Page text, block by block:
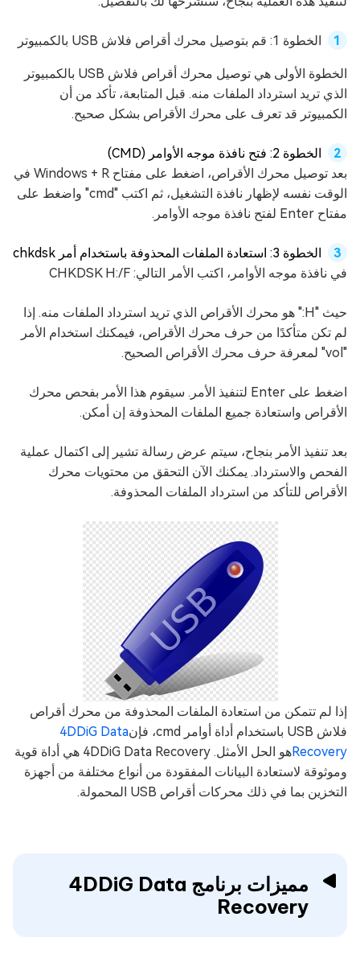
الخطوة 1: قم بتوصيل محرك أقراص فلاش USB بالكمبيوتر
الخطوة الأولى هي توصيل محرك أقراص فلاش USB بالكمبيوتر
الذي تريد استرداد الملفات منه. قبل المتابعة، تأكد من أن
الكمبيوتر قد تعرف على محرك الأقراص بشكل صحيح.
الخطوة 2: فتح نافذة موجه الأوامر (CMD)
بعد توصيل محرك الأقراص، اضغط على مفتاح Windows + R في
الوقت نفسه لإظهار نافذة التشغيل، ثم اكتب "cmd" واضغط على
مفتاح Enter لفتح نافذة موجه الأوامر.
الخطوة 3: استعادة الملفات المحذوفة باستخدام أمر chkdsk
في نافذة موجه الأوامر، اكتب الأمر التالي: CHKDSK H:/F
حيث "H:" هو محرك الأقراص الذي تريد استرداد الملفات منه. إذا
لم تكن متأكدًا من حرف محرك الأقراص، فيمكنك استخدام الأمر
"vol" لمعرفة حرف محرك الأقراص الصحيح.
اضغط على Enter لتنفيذ الأمر. سيقوم هذا الأمر بفحص محرك
الأقراص واستعادة جميع الملفات المحذوفة إن أمكن.
بعد تنفيذ الأمر بنجاح، سيتم عرض رسالة تشير إلى اكتمال عملية
الفحص والاسترداد. يمكنك الآن التحقق من محتويات محرك
الأقراص للتأكد من استرداد الملفات المحذوفة.
إذا لم تتمكن من استعادة الملفات المحذوفة من محرك أقراص
فلاش USB باستخدام أداة أوامر cmd، فإن
4DDiG Data
Recovery
هو الحل الأمثل. 4DDiG Data Recovery هي أداة قوية
وموثوقة لاستعادة البيانات المفقودة من أنواع مختلفة من أجهزة
التخزين بما في ذلك محركات أقراص USB المحمولة.
مميزات برنامج 4DDiG Data
Recovery